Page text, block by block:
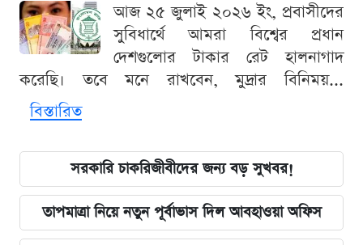
আজ ২৫ জুলাই ২০২৬ ইং, প্রবাসীদের
সুবিধার্থে আমরা বিশ্বের প্রধান
দেশগুলোর টাকার রেট হালনাগাদ
করেছি। তবে মনে রাখবেন, মুদ্রার বিনিময়...
বিস্তারিত
সরকারি চাকরিজীবীদের জন্য বড় সুখবর!
তাপমাত্রা নিয়ে নতুন পূর্বাভাস দিল আবহাওয়া অফিস